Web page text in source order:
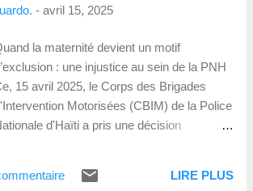
cette initiative représente bien plus
capacité de la jeunesse haïtienne à
s’organiser, à se former et à faire entendre sa
voix dans les grands débats internationaux,
en dépit de l’environnement social et
sécuritaire hostile dans lequel elle évolue.
officielles des États membres
- avril 15, 2025
la maternité devient un motif
: une injustice au sein de la PNH
15 avril 2025, le Corps des Brigades
Motorisées (CBIM) de la Police
d'Haïti a pris une décision
dans les dix-huit mois après son
LIRE PLUS